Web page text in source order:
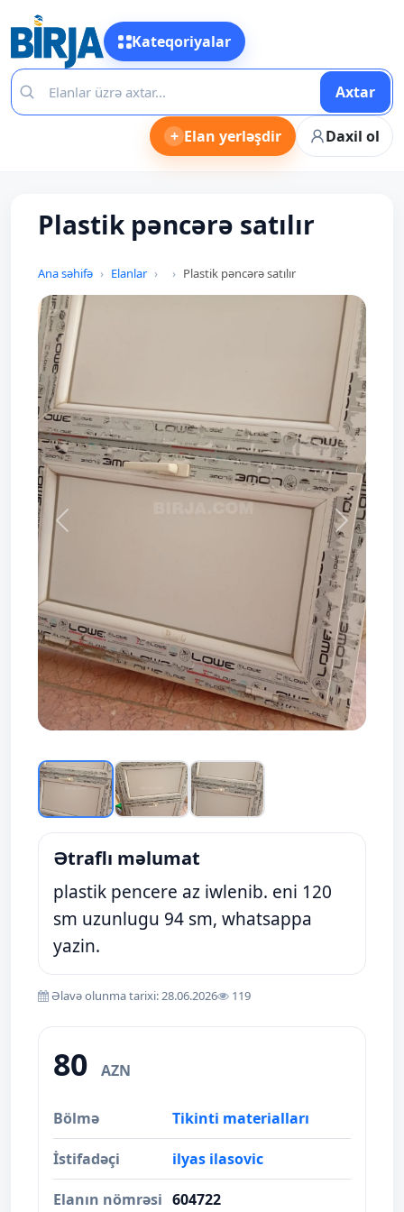
Kateqoriyalar
Axtar
+ Elan yerləşdir Daxil ol
Plastik pəncərə satılır
Ana səhifə Elanlar Plastik pəncərə satılır
Prev Next
Ətraflı məlumat
plastik pencere az iwlenib. eni 120
sm uzunlugu 94 sm, whatsappa
yazin.
Əlavə olunma tarixi: 28.06.2026 119
80 AZN
Bölmə Tikinti materialları
İstifadəçi ilyas ilasovic
Elanın nömrəsi 604722